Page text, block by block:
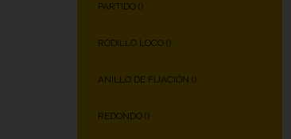
PARTIDO ()
RODILLO LOCO ()
ANILLO DE FIJACIÓN ()
REDONDO ()